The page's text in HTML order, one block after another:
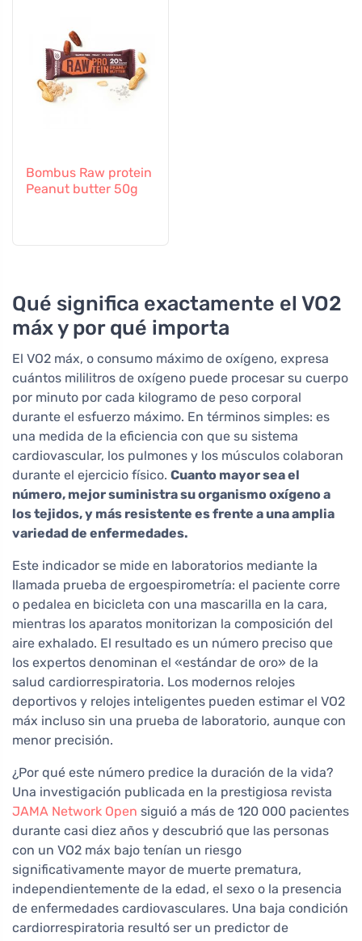
Bombus Raw protein
Peanut butter 50g
Qué significa exactamente el VO2
máx y por qué importa
El VO2 máx, o consumo máximo de oxígeno, expresa
cuántos mililitros de oxígeno puede procesar su cuerpo
por minuto por cada kilogramo de peso corporal
durante el esfuerzo máximo. En términos simples: es
una medida de la eficiencia con que su sistema
cardiovascular, los pulmones y los músculos colaboran
durante el ejercicio físico. Cuanto mayor sea el
número, mejor suministra su organismo oxígeno a
los tejidos, y más resistente es frente a una amplia
variedad de enfermedades.
Este indicador se mide en laboratorios mediante la
llamada prueba de ergoespirometría: el paciente corre
o pedalea en bicicleta con una mascarilla en la cara,
mientras los aparatos monitorizan la composición del
aire exhalado. El resultado es un número preciso que
los expertos denominan el «estándar de oro» de la
salud cardiorrespiratoria. Los modernos relojes
deportivos y relojes inteligentes pueden estimar el VO2
máx incluso sin una prueba de laboratorio, aunque con
menor precisión.
¿Por qué este número predice la duración de la vida?
Una investigación publicada en la prestigiosa revista
JAMA Network Open siguió a más de 120 000 pacientes
durante casi diez años y descubrió que las personas
con un VO2 máx bajo tenían un riesgo
significativamente mayor de muerte prematura,
independientemente de la edad, el sexo o la presencia
de enfermedades cardiovasculares. Una baja condición
cardiorrespiratoria resultó ser un predictor de